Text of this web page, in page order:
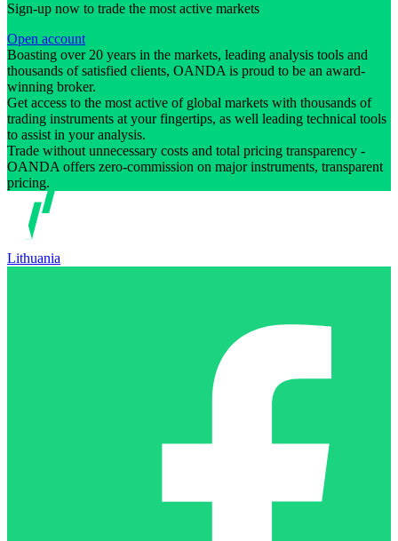
Sign-up now to trade the most active markets
Open account
Boasting over 20 years in the markets, leading analysis tools and
thousands of satisfied clients, OANDA is proud to be an award-
winning broker.
Get access to the most active of global markets with thousands of
trading instruments at your fingertips, as well leading technical tools
to assist in your analysis.
Trade without unnecessary costs and total pricing transparency -
OANDA offers zero-commission on major instruments, transparent
pricing.
Lithuania